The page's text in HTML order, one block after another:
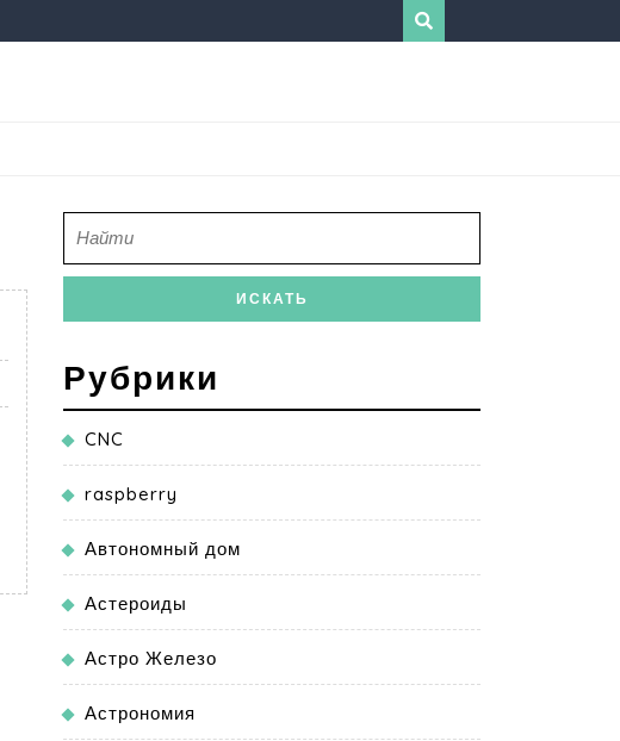
Рубрики
CNC
raspberry
Автономный дом
Астероиды
Астро Железо
Астрономия